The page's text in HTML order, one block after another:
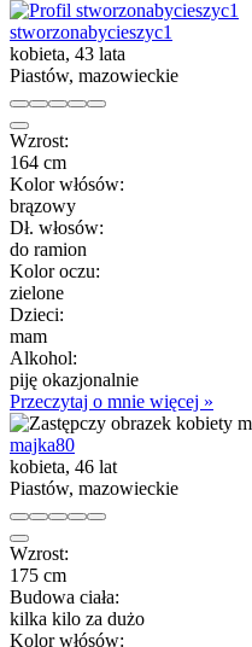
stworzonabycieszyc1
kobieta, 43 lata
Piastów, mazowieckie
Wzrost:
164 cm
Kolor włósów:
brązowy
Dł. włosów:
do ramion
Kolor oczu:
zielone
Dzieci:
mam
Alkohol:
piję okazjonalnie
Przeczytaj o mnie więcej »
majka80
kobieta, 46 lat
Piastów, mazowieckie
Wzrost:
175 cm
Budowa ciała:
kilka kilo za dużo
Kolor włósów: